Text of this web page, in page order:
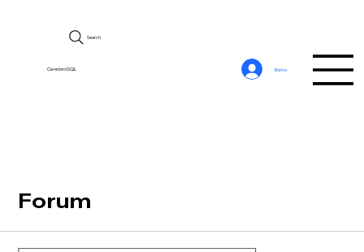
CerebroSQL
Search
Войти
Forum